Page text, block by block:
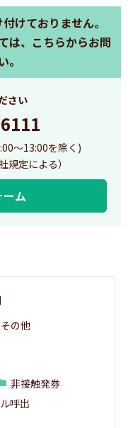
けておりません。
は、こちらからお問
。
さい
～13:00を除く)
規定による）
ム
その他
非接触発券
呼出